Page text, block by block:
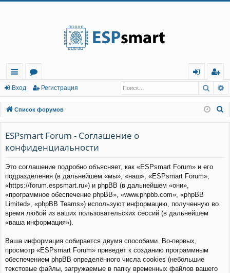
с
ы
лк
и
о
ру
м
ы
д
г
ис
тр
Вход Регистрация
Список форумов
ESPsmart Forum - Соглашение о
конфиденциальности
Это соглашение подробно объясняет, как «ESPsmart Forum» и его
подразделения (в дальнейшем «мы», «наш», «ESPsmart Forum»,
«https://forum.espsmart.ru») и phpBB (в дальнейшем «они»,
«программное обеспечение phpBB», «www.phpbb.com», «phpBB
Limited», «phpBB Teams») используют информацию, полученную во
время любой из ваших пользовательских сессий (в дальнейшем
«ваша информация»).
Ваша информация собирается двумя способами. Во-первых,
просмотр «ESPsmart Forum» приведёт к созданию программным
обеспечением phpBB определённого числа cookies (небольшие
текстовые файлы, загружаемые в папку временных файлов вашего